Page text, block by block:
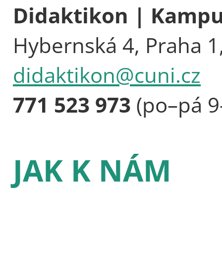
Didaktikon |
Hybernská 4, Praha
didaktikon@cuni.cz
771 523 973 (po–pá
JAK K NÁM